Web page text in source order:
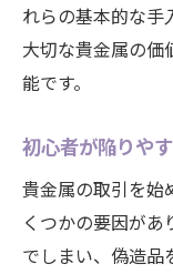
れらの基本的な手
大切な貴金属の価
能です。
初心者が陥りや
貴金属の取引を始
くつかの要因があ
でしまい、偽造品